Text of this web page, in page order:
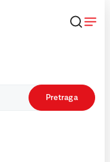
Pretraga